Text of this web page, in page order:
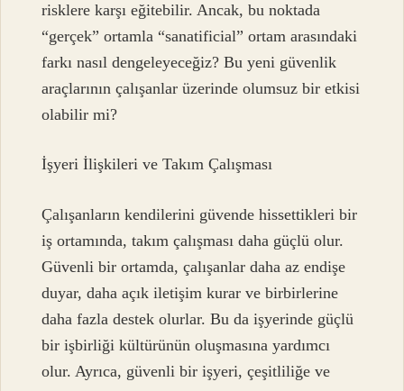
risklere karşı eğitebilir. Ancak, bu noktada
“gerçek” ortamla “sanatificial” ortam arasındaki
farkı nasıl dengeleyeceğiz? Bu yeni güvenlik
araçlarının çalışanlar üzerinde olumsuz bir etkisi
olabilir mi?
İşyeri İlişkileri ve Takım Çalışması
Çalışanların kendilerini güvende hissettikleri bir
iş ortamında, takım çalışması daha güçlü olur.
Güvenli bir ortamda, çalışanlar daha az endişe
duyar, daha açık iletişim kurar ve birbirlerine
daha fazla destek olurlar. Bu da işyerinde güçlü
bir işbirliği kültürünün oluşmasına yardımcı
olur. Ayrıca, güvenli bir işyeri, çeşitliliğe ve